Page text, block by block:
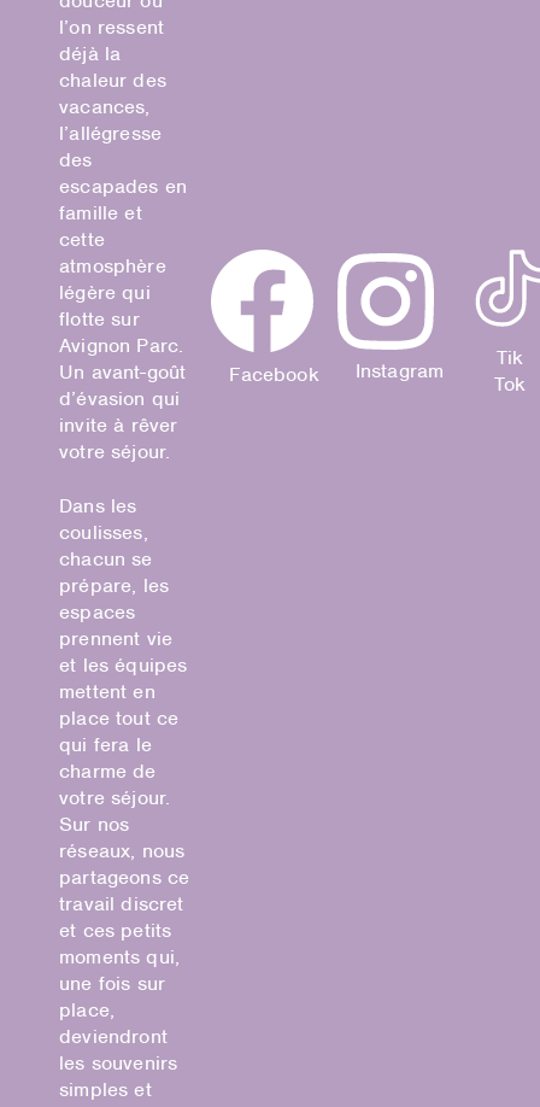
l’on ressent
déjà la
chaleur des
vacances,
l’allégresse
des
escapades en
famille et
cette
atmosphère
légère qui
flotte sur
Avignon Parc.
Un avant-goût
d’évasion qui
invite à rêver
votre séjour.
Dans les
coulisses,
chacun se
prépare, les
espaces
prennent vie
et les équipes
mettent en
place tout ce
qui fera le
charme de
votre séjour.
Sur nos
réseaux, nous
partageons ce
travail discret
et ces petits
moments qui,
une fois sur
place,
deviendront
les souvenirs
simples et
Facebook Instagram
Tik
Tok